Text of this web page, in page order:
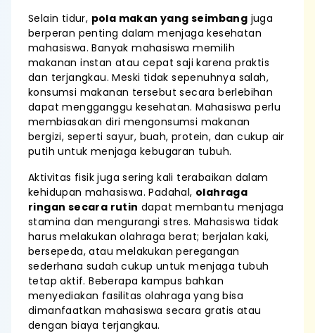
Selain tidur, pola makan yang seimbang juga
berperan penting dalam menjaga kesehatan
mahasiswa. Banyak mahasiswa memilih
makanan instan atau cepat saji karena praktis
dan terjangkau. Meski tidak sepenuhnya salah,
konsumsi makanan tersebut secara berlebihan
dapat mengganggu kesehatan. Mahasiswa perlu
membiasakan diri mengonsumsi makanan
bergizi, seperti sayur, buah, protein, dan cukup air
putih untuk menjaga kebugaran tubuh.
Aktivitas fisik juga sering kali terabaikan dalam
kehidupan mahasiswa. Padahal, olahraga
ringan secara rutin dapat membantu menjaga
stamina dan mengurangi stres. Mahasiswa tidak
harus melakukan olahraga berat; berjalan kaki,
bersepeda, atau melakukan peregangan
sederhana sudah cukup untuk menjaga tubuh
tetap aktif. Beberapa kampus bahkan
menyediakan fasilitas olahraga yang bisa
dimanfaatkan mahasiswa secara gratis atau
dengan biaya terjangkau.